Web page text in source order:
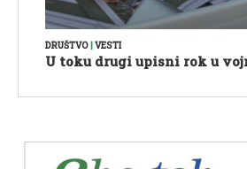
DRUŠTVO VESTI
U toku drugi upisni rok u